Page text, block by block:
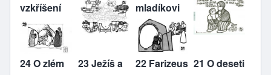
vzkříšení
mladíkovi
24 O zlém
23 Ježíš a
22 Farizeus 21 O deseti